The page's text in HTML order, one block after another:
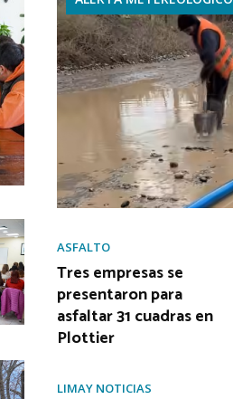
ASFALTO
Tres empresas se
presentaron para
asfaltar 31 cuadras en
Plottier
LIMAY NOTICIAS